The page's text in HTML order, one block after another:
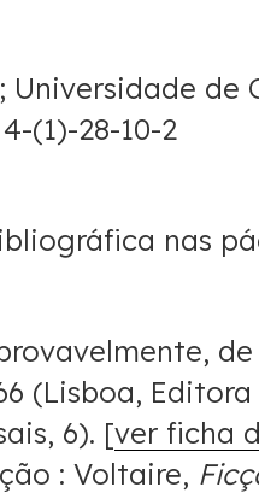
; Universidade de
(1)-28-10-2
nas
(Lisboa,
6). [ver ficha
: Voltaire,